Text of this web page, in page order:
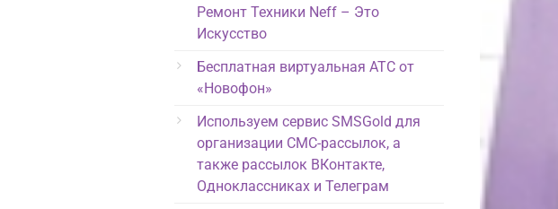
Ремонт Техники Neff – Это
Искусство
Бесплатная виртуальная АТС от
«Новофон»
Используем сервис SMSGold для
организации СМС-рассылок, а
также рассылок ВКонтакте,
Одноклассниках и Телеграм